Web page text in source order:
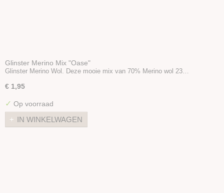
Glinster Merino Mix "Oase"
Glinster Merino Wol. Deze mooie mix van 70% Merino wol 23…
€ 1,95
✓ Op voorraad
IN WINKELWAGEN